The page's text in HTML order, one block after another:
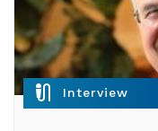
mic_external_on Interview